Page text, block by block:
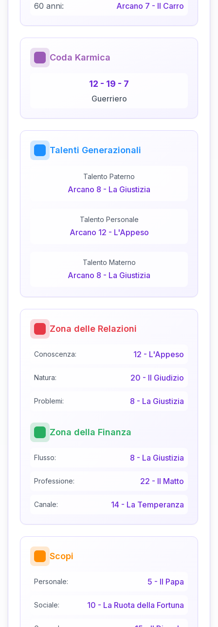
60 anni: Arcano 7 - Il Carro
Coda Karmica
12 - 19 - 7
Guerriero
Talenti Generazionali
Talento Paterno
Arcano 8 - La Giustizia
Talento Personale
Arcano 12 - L'Appeso
Talento Materno
Arcano 8 - La Giustizia
Zona delle Relazioni
Conoscenza: 12 - L'Appeso
Natura: 20 - Il Giudizio
Problemi: 8 - La Giustizia
Zona della Finanza
Flusso: 8 - La Giustizia
Professione: 22 - Il Matto
Canale: 14 - La Temperanza
Scopi
Personale: 5 - Il Papa
Sociale: 10 - La Ruota della Fortuna